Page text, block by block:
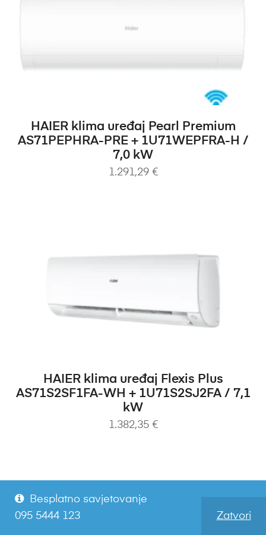
Besplatno savjetovanje
095 5444 123
Zatvori
DODAJ U KOŠARICU
HAIER klima uređaj Pearl Premium
AS71PEPHRA-PRE + 1U71WEPFRA-H /
7,0 kW
1.291,29 €
DODAJ U KOŠARICU
HAIER klima uređaj Flexis Plus
AS71S2SF1FA-WH + 1U71S2SJ2FA / 7,1
kW
1.382,35 €